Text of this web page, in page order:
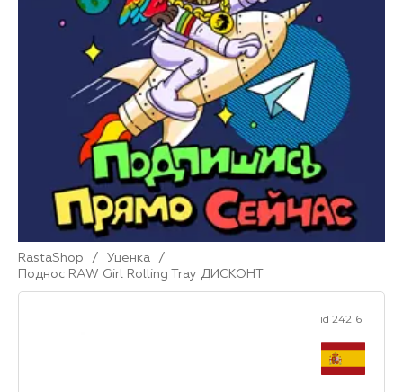
RastaShop / Уценка
/
Поднос RAW Girl Rolling Tray ДИСКОНТ
id 24216